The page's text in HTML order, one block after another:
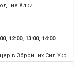
ёлки
12:00, 13:00, 14:00
Збройних Сил